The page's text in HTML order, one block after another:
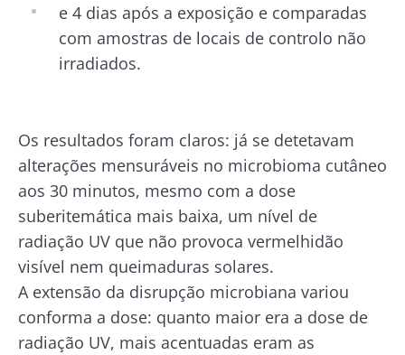
e 4 dias após a exposição e comparadas
com amostras de locais de controlo não
irradiados.
Os resultados foram claros: já se detetavam
alterações mensuráveis no microbioma cutâneo
aos 30 minutos, mesmo com a dose
suberitemática mais baixa, um nível de
radiação UV que não provoca vermelhidão
visível nem queimaduras solares.
A extensão da disrupção microbiana variou
conforma a dose: quanto maior era a dose de
radiação UV, mais acentuadas eram as